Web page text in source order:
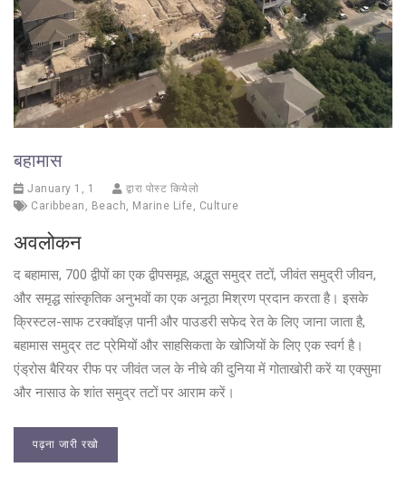
बहामास
January 1, 1
द्वारा पोस्ट कियेलो
Caribbean , Beach, Marine Life, Culture
अवलोकन
द बहामास, 700 द्वीपों का एक द्वीपसमूह, अद्भुत समुद्र तटों, जीवंत समुद्री जीवन,
और समृद्ध सांस्कृतिक अनुभवों का एक अनूठा मिश्रण प्रदान करता है। इसके
क्रिस्टल-साफ टरक्वॉइज़ पानी और पाउडरी सफेद रेत के लिए जाना जाता है,
बहामास समुद्र तट प्रेमियों और साहसिकता के खोजियों के लिए एक स्वर्ग है।
एंड्रोस बैरियर रीफ पर जीवंत जल के नीचे की दुनिया में गोताखोरी करें या एक्सुमा
और नासाउ के शांत समुद्र तटों पर आराम करें।
पढ़ना जारी रखो